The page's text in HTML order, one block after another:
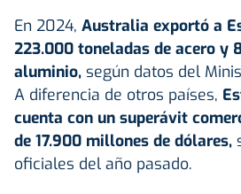
En 2024, Australia exportó a
223.000 toneladas de acero y
aluminio, según datos del
A diferencia de otros países,
cuenta con un superávit
de 17.900 millones de dólares,
oficiales del año pasado.